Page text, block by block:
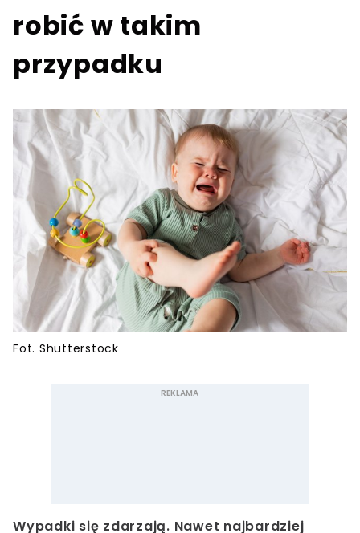
robić w takim
przypadku
Fot. Shutterstock
Wypadki się zdarzają. Nawet najbardziej